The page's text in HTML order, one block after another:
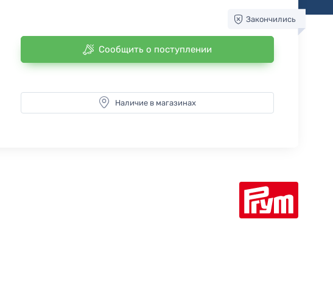
Закончились
Сообщить о поступлении
Наличие в магазинах